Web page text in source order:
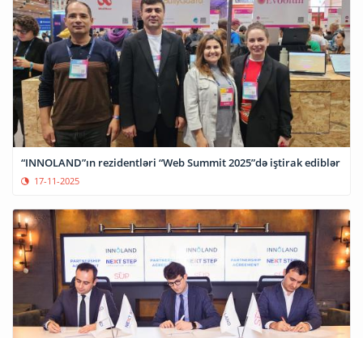
“INNOLAND”ın rezidentləri “Web Summit 2025”də iştirak ediblər
17-11-2025